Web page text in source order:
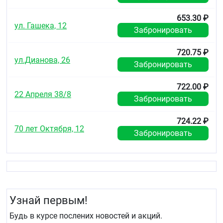
изделия
Не используйте Средство, если упаковка
Избегайте попадания Средства в глаза
действия при использовании
Побочные действия при применении Средства в
соответствии с инструкцией по применению не
Взаимодействие с другими
ул. Гашека, 12
653.30 ₽
Забронировать
ул.Дианова, 26
720.75 ₽
Забронировать
22 Апреля 38/8
722.00 ₽
Забронировать
70 лет Октября, 12
724.22 ₽
Забронировать
Узнай первым!
Будь в курсе послених новостей и акций.